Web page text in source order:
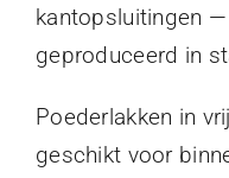
kantopsluitingen
geproduceerd in
Poederlakken in
geschikt voor